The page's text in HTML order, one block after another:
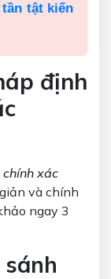
tật kiến
định
xác
và chính
ngay 3